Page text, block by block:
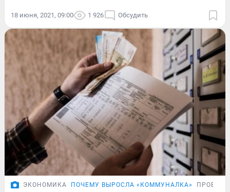
18 июня, 2021, 09:00 1 926 Обсудить
ЭКОНОМИКА ПОЧЕМУ ВЫРОСЛА «КОММУНАЛКА»